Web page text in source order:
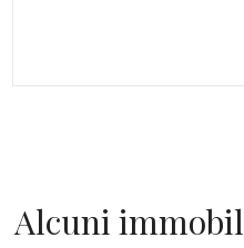
Alcuni